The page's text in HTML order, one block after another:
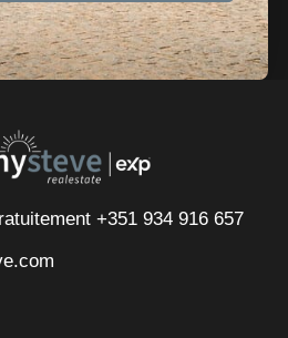
+351 934 916 657